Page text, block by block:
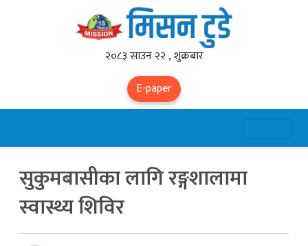
२०८३ साउन २२ , शुक्रबार
E-paper
सुकुमबासीका लागि रङ्गशालामा
स्वास्थ्य शिविर